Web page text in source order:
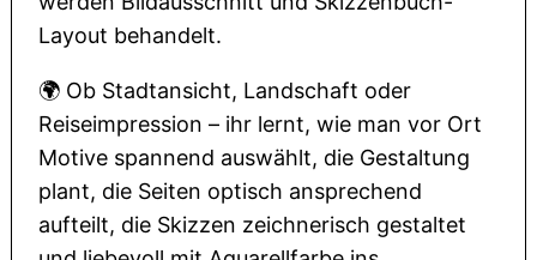
Layout behandelt.
🌍 Ob Stadtansicht, Landschaft oder
Reiseimpression – ihr lernt, wie man vor Ort
Motive spannend auswählt, die Gestaltung
plant, die Seiten optisch ansprechend
aufteilt, die Skizzen zeichnerisch gestaltet